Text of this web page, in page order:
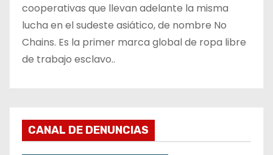
cooperativas que llevan adelante la misma
lucha en el sudeste asiático, de nombre No
Chains. Es la primer marca global de ropa libre
de trabajo esclavo..
CANAL DE DENUNCIAS